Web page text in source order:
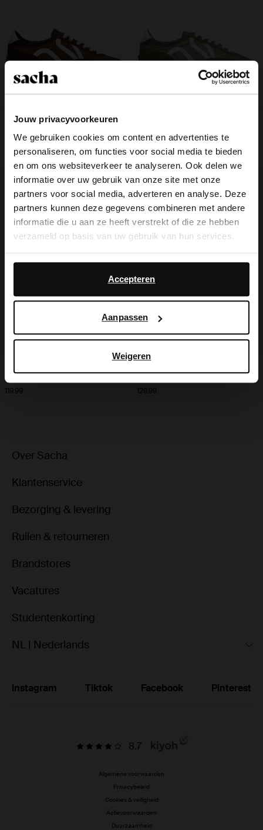
Jouw privacyvoorkeuren
We gebruiken cookies om content en advertenties te
personaliseren, om functies voor social media te bieden
en om ons websiteverkeer te analyseren. Ook delen we
informatie over uw gebruik van onze site met onze
partners voor social media, adverteren en analyse. Deze
partners kunnen deze gegevens combineren met andere
informatie die u aan ze heeft verstrekt of die ze hebben
verzameld op basis van uw gebruik van hun services.
Daarnaast werken wij samen met Google voor
advertentie- en meetdoeleinden. Meer informatie over
hoe Google uw persoonsgegevens gebruikt, vindt u op
Accepteren
Aanpassen
Weigeren
119.99 119.99
119.99
new
129.99
new
Over Sacha
Klantenservice
Bezorging & levering
Ruilen & retourneren
Brandstores
Vacatures
Studentenkorting
NL | Nederlands
Instagram Tiktok Facebook Pinterest
8.7
Algemene voorwaarden
Privacybeleid
Cookies & veiligheid
Actievoorwaarden
Duurzaamheid
×
View this website in English?
It looks like your language isn't Dutch. Would
you like to switch to English?
English
No, stay in Dutch